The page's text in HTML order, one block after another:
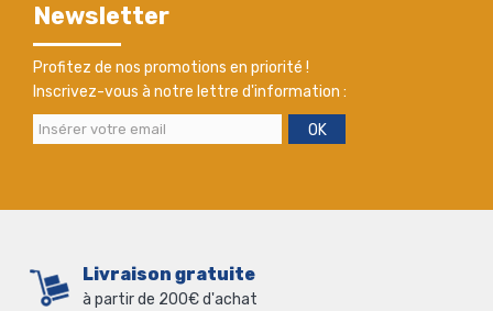
Newsletter
Profitez de nos promotions en priorité !
Inscrivez-vous à notre lettre d'information :
OK
Livraison gratuite
à partir de 200€ d'achat